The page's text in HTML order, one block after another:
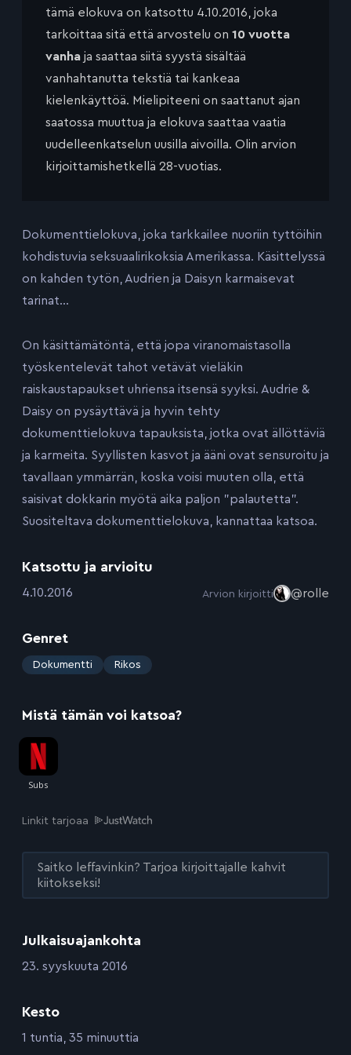
Julkaisuajankohta
:23. syyskuuta 2016
Kesto
:1 tuntia, 35 minuuttia
tämä elokuva on katsottu 4.10.2016, joka
tarkoittaa sitä että arvostelu on 10 vuotta
vanha ja saattaa siitä syystä sisältää
vanhahtanutta tekstiä tai kankeaa
kielenkäyttöä. Mielipiteeni on saattanut ajan
saatossa muuttua ja elokuva saattaa vaatia
uudelleenkatselun uusilla aivoilla. Olin arvion
kirjoittamishetkellä 28-vuotias.
Dokumenttielokuva, joka tarkkailee nuoriin tyttöihin
kohdistuvia seksuaalirikoksia Amerikassa. Käsittelyssä
on kahden tytön, Audrien ja Daisyn karmaisevat
tarinat…
On käsittämätöntä, että jopa viranomaistasolla
työskentelevät tahot vetävät vieläkin
raiskaustapaukset uhriensa itsensä syyksi. Audrie &
Daisy on pysäyttävä ja hyvin tehty
dokumenttielokuva tapauksista, jotka ovat ällöttäviä
ja karmeita. Syyllisten kasvot ja ääni ovat sensuroitu ja
tavallaan ymmärrän, koska voisi muuten olla, että
saisivat dokkarin myötä aika paljon ”palautetta”.
Suositeltava dokumenttielokuva, kannattaa katsoa.
Katsottu ja arvioitu
:4.10.2016 Arvion kirjoitti @rolle
Genret
: Dokumentti Rikos
Mistä tämän voi katsoa?
Linkit tarjoaa
Saitko leffavinkin? Tarjoa kirjoittajalle kahvit
kiitokseksi!